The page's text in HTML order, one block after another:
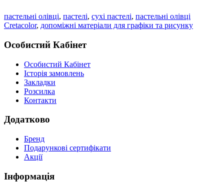
пастельні олівці, пастелі, сухі пастелі, пастельні олівці
Cretacolor, допоміжні матеріали для графіки та рисунку
Особистий Кабінет
Особистий Кабінет
Історія замовлень
Закладки
Розсилка
Контакти
Додатково
Бренд
Подарункові сертифікати
Акції
Інформація